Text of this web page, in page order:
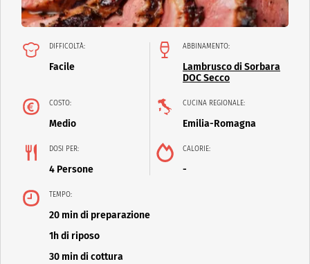
DIFFICOLTÀ:
Facile
ABBINAMENTO:
Lambrusco di Sorbara
DOC Secco
COSTO:
Medio
CUCINA REGIONALE:
Emilia-Romagna
DOSI PER:
4 Persone
CALORIE:
-
TEMPO:
20 min di preparazione
1h di riposo
30 min di cottura